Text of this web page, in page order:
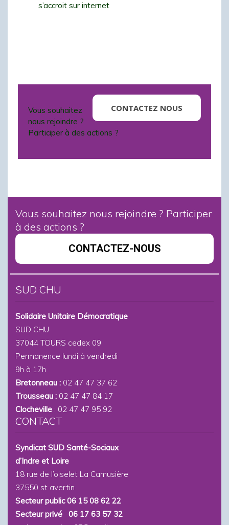
s’accroit sur internet
CONTACTEZ NOUS
Vous souhaitez
nous rejoindre ?
Participer à des actions ?
Vous souhaitez nous rejoindre ? Participer
à des actions ?
CONTACTEZ-NOUS
SUD CHU
Solidaire Unitaire Démocratique
SUD CHU
37044 TOURS cedex 09
Permanence lundi à vendredi
9h à 17h
Bretonneau : 02 47 47 37 62
Trousseau : 02 47 47 84 17
Clocheville : 02 47 47 95 92
CONTACT
Syndicat SUD Santé-Sociaux
d’Indre et Loire
18 rue de l’oiselet La Camusière
37550 st avertin
Secteur public 06 15 08 62 22
Secteur privé 06 17 63 57 32